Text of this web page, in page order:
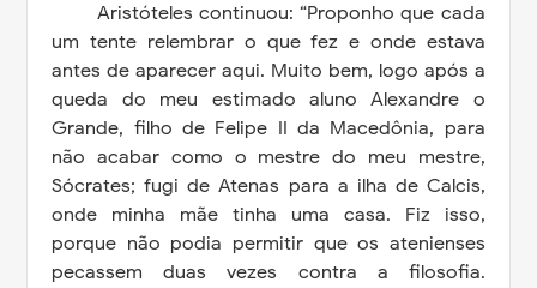
Aristóteles continuou: “Proponho que cada
um tente relembrar o que fez e onde estava
antes de aparecer aqui. Muito bem, logo após a
queda do meu estimado aluno Alexandre o
Grande, filho de Felipe II da Macedônia, para
não acabar como o mestre do meu mestre,
Sócrates; fugi de Atenas para a ilha de Calcis,
onde minha mãe tinha uma casa. Fiz isso,
porque não podia permitir que os atenienses
pecassem duas vezes contra a filosofia.